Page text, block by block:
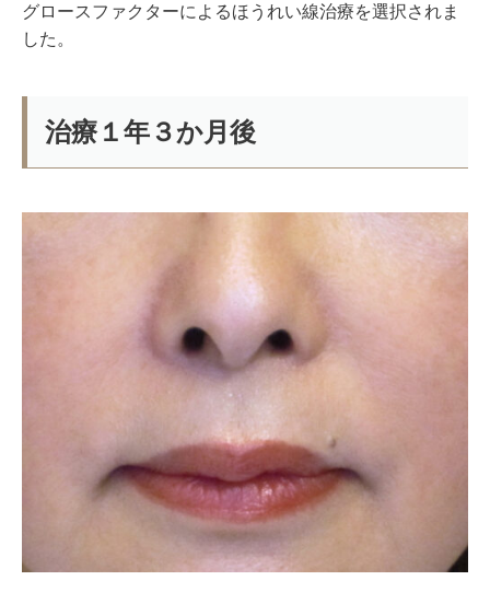
グロースファクターによるほうれい線治療を選択されま
した。
治療１年３か月後